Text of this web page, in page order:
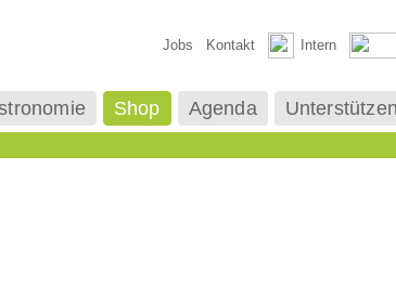
Jobs Kontakt Intern
Shop Agenda